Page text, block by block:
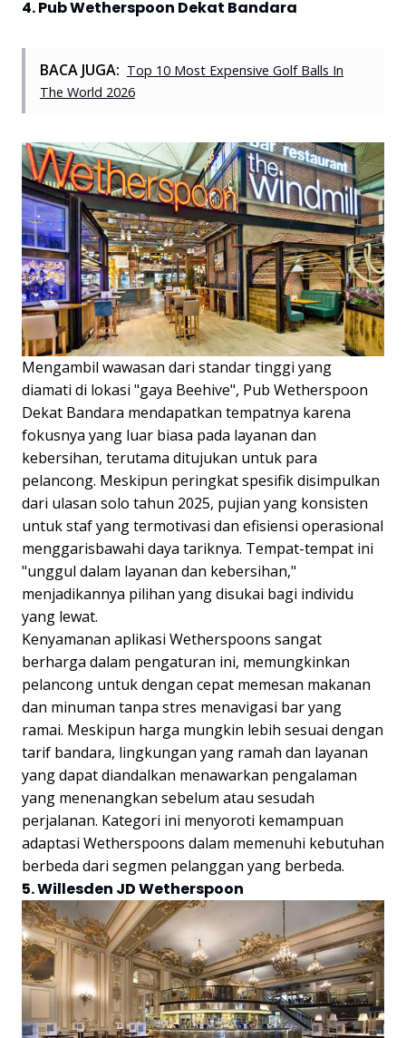
4. Pub Wetherspoon Dekat Bandara
BACA JUGA: Top 10 Most Expensive Golf Balls In
The World 2026
Mengambil wawasan dari standar tinggi yang
diamati di lokasi "gaya Beehive", Pub Wetherspoon
Dekat Bandara mendapatkan tempatnya karena
fokusnya yang luar biasa pada layanan dan
kebersihan, terutama ditujukan untuk para
pelancong. Meskipun peringkat spesifik disimpulkan
dari ulasan solo tahun 2025, pujian yang konsisten
untuk staf yang termotivasi dan efisiensi operasional
menggarisbawahi daya tariknya. Tempat-tempat ini
"unggul dalam layanan dan kebersihan,"
menjadikannya pilihan yang disukai bagi individu
yang lewat.
Kenyamanan aplikasi Wetherspoons sangat
berharga dalam pengaturan ini, memungkinkan
pelancong untuk dengan cepat memesan makanan
dan minuman tanpa stres menavigasi bar yang
ramai. Meskipun harga mungkin lebih sesuai dengan
tarif bandara, lingkungan yang ramah dan layanan
yang dapat diandalkan menawarkan pengalaman
yang menenangkan sebelum atau sesudah
perjalanan. Kategori ini menyoroti kemampuan
adaptasi Wetherspoons dalam memenuhi kebutuhan
berbeda dari segmen pelanggan yang berbeda.
5. Willesden JD Wetherspoon